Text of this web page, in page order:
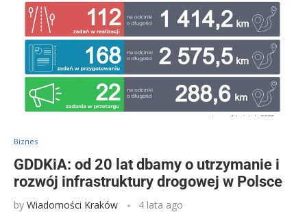
Biznes
GDDKiA: od 20 lat dbamy o utrzymanie i
rozwój infrastruktury drogowej w Polsce
by Wiadomości Kraków 4 lata ago